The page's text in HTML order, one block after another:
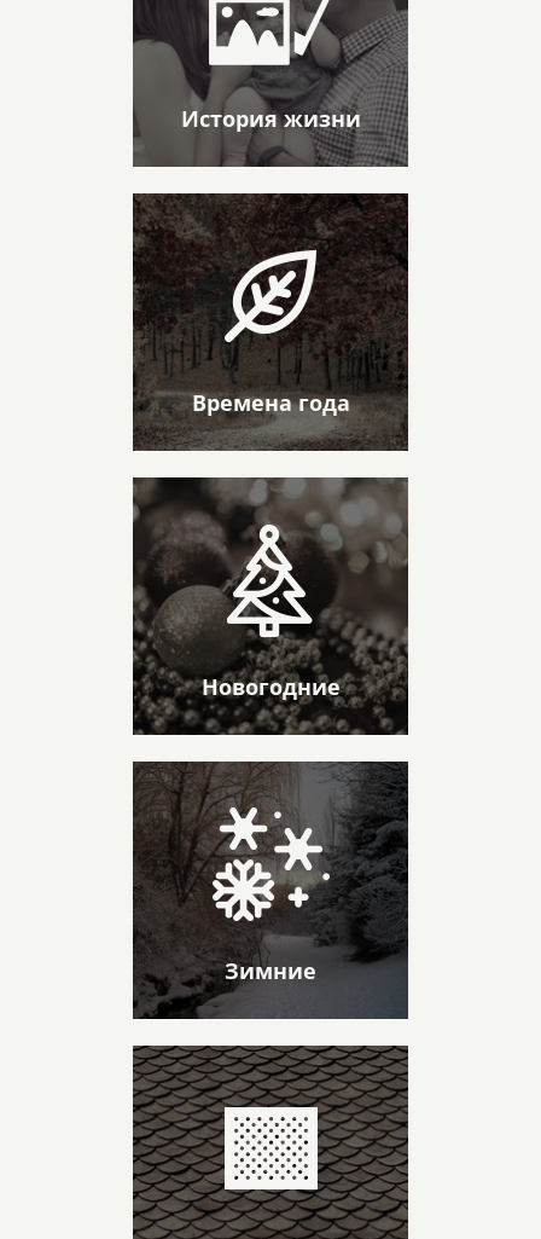
История жизни
Времена года
Новогодние
Зимние